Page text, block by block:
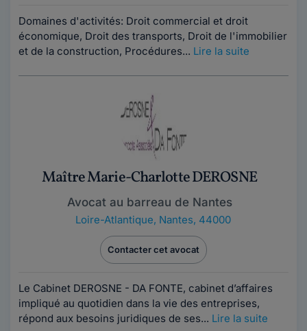
Domaines d'activités: Droit commercial et droit
économique, Droit des transports, Droit de l'immobilier
et de la construction, Procédures... Lire la suite
Maître Marie-Charlotte DEROSNE
Avocat au barreau de Nantes
Loire-Atlantique, Nantes, 44000
Contacter cet avocat
Le Cabinet DEROSNE - DA FONTE, cabinet d’affaires
impliqué au quotidien dans la vie des entreprises,
répond aux besoins juridiques de ses... Lire la suite